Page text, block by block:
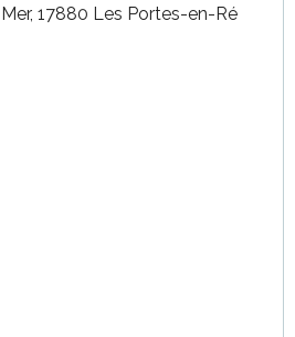
17880 Les Portes-en-Ré